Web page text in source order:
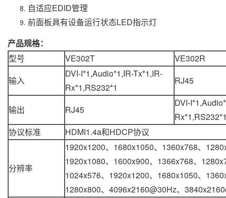
自适应EDID管理
前面板具有设备运行状态LED指示灯
产品规格：
型号
VE302T
VE302R
输入
DVI-I*1,Audio*1,IR-Tx*1,IR-
Rx*1,RS232*1
RJ45
输出 RJ45
DVI-
协议标准
HDMI1.4a和HDCP协议
分辨率
1920x1200、1680x1050、1360x768、
1920x1080、1600x900、1366x768、
1024x576、1920x1200、1680x1050、
1280x800、4096x2160@30Hz、